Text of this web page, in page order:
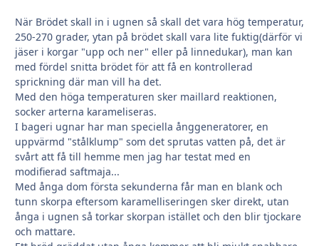
När Brödet skall in i ugnen så skall det vara hög temperatur,
250-270 grader, ytan på brödet skall vara lite fuktig(därför vi
jäser i korgar "upp och ner" eller på linnedukar), man kan
med fördel snitta brödet för att få en kontrollerad
sprickning där man vill ha det.
Med den höga temperaturen sker maillard reaktionen,
socker arterna karameliseras.
I bageri ugnar har man speciella ånggeneratorer, en
uppvärmd "stålklump" som det sprutas vatten på, det är
svårt att få till hemme men jag har testat med en
modifierad saftmaja...
Med ånga dom första sekunderna får man en blank och
tunn skorpa eftersom karamelliseringen sker direkt, utan
ånga i ugnen så torkar skorpan istället och den blir tjockare
och mattare.